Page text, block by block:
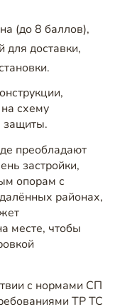
(до 8 баллов),
для доставки,
схему
защиты.
преобладают
застройки,
опорам с
районах,
месте, чтобы
с нормами СП
ТР ТС